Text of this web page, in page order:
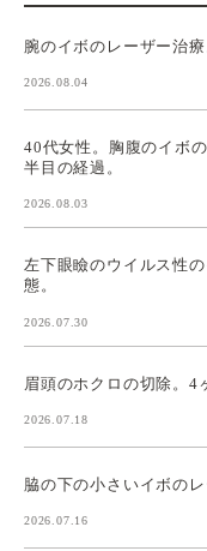
腕のイボのレーザー治療
2026.08.04
40代女性。胸腹のイボ
半目の経過。
2026.08.03
左下眼瞼のウイルス性
態。
2026.07.30
眉頭のホクロの切除。4
2026.07.18
脇の下の小さいイボの
2026.07.16